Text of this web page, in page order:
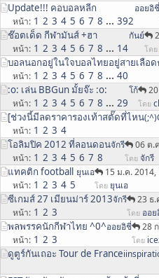
Update!!! คอบอลหลีก
หน้า 1 2 3 4 5 6 7 8 ... 392
ออยอิชี่
ช๊อตเด็ด กีฬามันส์ +ฮา
หน้า 1 2 3 4 5 6 7 8 ... 14
กันย์
โดย
บอลนอกอยู่ในใจบอลไทยอยู่สายเลือด
หน้า 1 2 3 4 5 6 7 8 ... 40
:o: เล่น BBGun มั้ยจ๊ะ :o:
หน้า 1 2 3 4 5 6 7 8 ... 29
โก้
โดย
[ช่วงนี้มีลดราคารองเท้าสตั๊ดที่ไหน
หน้า 1 2 3 4
โอลิมปิค 2012 ที่ลอนดอน
หน้า 1 2 3 4 5 6 7 8
จักรี 06 ต.
โดย จักรี
แทคติก football
หน้า 1 2 3 4 5
ยุนเอ 15 ม.ค. 2014,
โดย ยุนเอ
ซีเกมส์ 27 เมียนม่าร์ 2013
หน้า 1 2 3
จักรี 23 ธ.
โดย ออ
พลพรรคนักกีฬาไทย ^0^
หน้า 1 2 3
ออยอิชี่ 28
โดย
ดูตูร์กันเถอะ Tour de France